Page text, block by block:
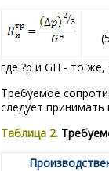
где ?р и GH - то же,
Требуемое
следует принимать
Таблица 2.